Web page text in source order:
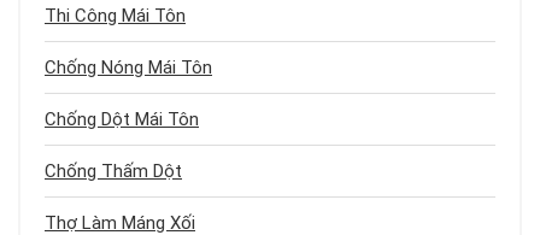
Thi Công Mái Tôn
Chống Nóng Mái Tôn
Chống Dột Mái Tôn
Chống Thấm Dột
Thợ Làm Máng Xối